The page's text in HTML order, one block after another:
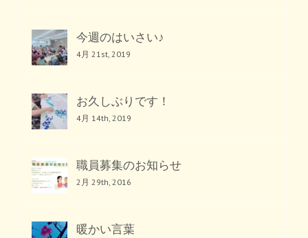
今週のはいさい♪
4月 21st, 2019
お久しぶりです！
4月 14th, 2019
職員募集のお知らせ
2月 29th, 2016
暖かい言葉